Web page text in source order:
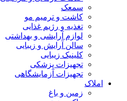
سمعک
کاشت و ترمیم مو
تغذیه و رژیم غذایی
لوازم آرایشی و بهداشتی
سالن آرایش و زیبایی
کلینیک زیبایی
تجهیزات پزشکی
تجهیزات آزمایشگاهی
املاک
زمین و باغ